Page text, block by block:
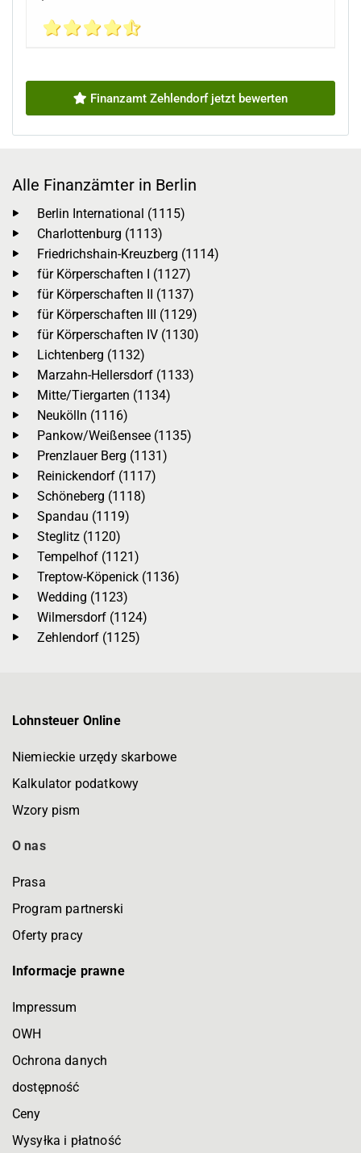
Finanzamt Zehlendorf jetzt bewerten
Alle Finanzämter in Berlin
Berlin International (1115)
Charlottenburg (1113)
Friedrichshain-Kreuzberg (1114)
für Körperschaften I (1127)
für Körperschaften II (1137)
für Körperschaften III (1129)
für Körperschaften IV (1130)
Lichtenberg (1132)
Marzahn-Hellersdorf (1133)
Mitte/Tiergarten (1134)
Neukölln (1116)
Pankow/Weißensee (1135)
Prenzlauer Berg (1131)
Reinickendorf (1117)
Schöneberg (1118)
Spandau (1119)
Steglitz (1120)
Tempelhof (1121)
Treptow-Köpenick (1136)
Wedding (1123)
Wilmersdorf (1124)
Zehlendorf (1125)
Lohnsteuer Online
Niemieckie urzędy skarbowe
Kalkulator podatkowy
Wzory pism
O nas
Prasa
Program partnerski
Oferty pracy
Informacje prawne
Impressum
OWH
Ochrona danych
dostępność
Ceny
Wysyłka i płatność